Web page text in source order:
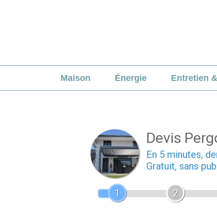
Maison Énergie Entretien
Devis
En 5 minutes,
Gratuit, sans
1 2